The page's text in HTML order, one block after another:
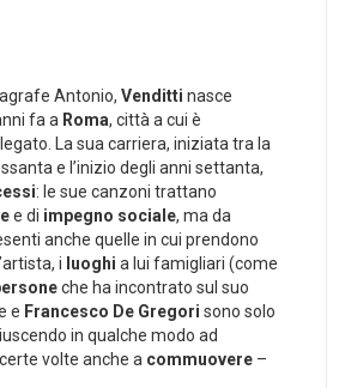
Antonio, Venditti nasce
fa a Roma, città a cui è
La sua carriera, iniziata tra la
e l’inizio degli anni settanta,
: le sue canzoni trattano
e di impegno sociale, ma da
anche quelle in cui prendono
i luoghi a lui famigliari (come
che ha incontrato sul suo
e Francesco De Gregori sono solo
in qualche modo ad
volte anche a commuovere –